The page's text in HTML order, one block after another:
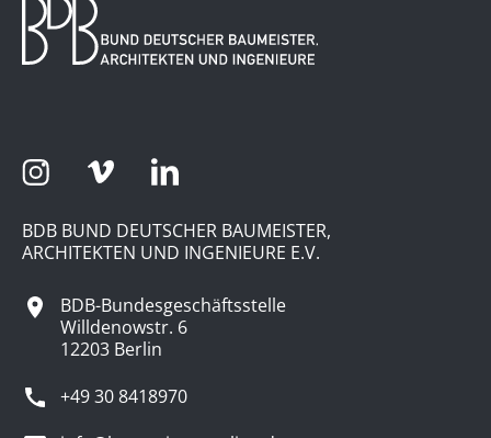
BDB BUND DEUTSCHER BAUMEISTER,
ARCHITEKTEN UND INGENIEURE E.V.
BDB-Bundesgeschäftsstelle
Willdenowstr. 6
12203 Berlin
+49 30 8418970